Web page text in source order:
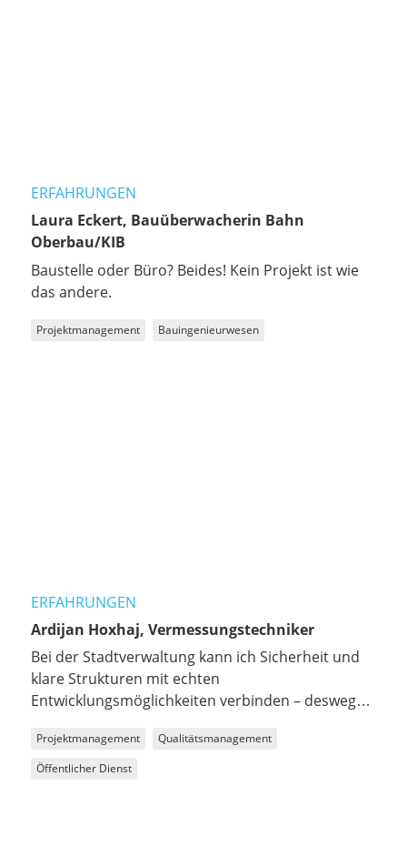
ERFAHRUNGEN
Laura Eckert, Bauüberwacherin Bahn
Oberbau/KIB
Baustelle oder Büro? Beides! Kein Projekt ist wie
das andere.
Projektmanagement Bauingenieurwesen
ERFAHRUNGEN
Ardijan Hoxhaj, Vermessungstechniker
Bei der Stadtverwaltung kann ich Sicherheit und
klare Strukturen mit echten
Entwicklungsmöglichkeiten verbinden – deswegen
Projektmanagement Qualitätsmanagement
Öffentlicher Dienst